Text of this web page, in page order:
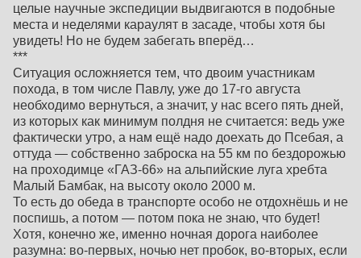
целые научные экспедиции выдвигаются в подобные
места и неделями караулят в засаде, чтобы хотя бы
увидеть! Но не будем забегать вперёд…
***
Ситуация осложняется тем, что двоим участникам
похода, в том числе Павлу, уже до 17-го августа
необходимо вернуться, а значит, у нас всего пять дней,
из которых как минимум полдня не считается: ведь уже
фактически утро, а нам ещё надо доехать до Псебая, а
оттуда — собственно заброска на 55 км по бездорожью
на проходимце «ГАЗ-66» на альпийские луга хребта
Малый Бамбак, на высоту около 2000 м.
То есть до обеда в транспорте особо не отдохнёшь и не
поспишь, а потом — потом пока не знаю, что будет!
Хотя, конечно же, именно ночная дорога наиболее
разумна: во-первых, ночью нет пробок, во-вторых, если